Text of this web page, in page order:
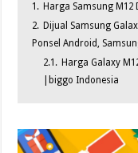
1. Harga Samsung M12
2. Dijual Samsung
Ponsel Android,
2.1. Harga Galaxy
|biggo Indonesia